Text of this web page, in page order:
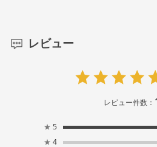
レビュー
レビュー件数：
★ 5
★ 4